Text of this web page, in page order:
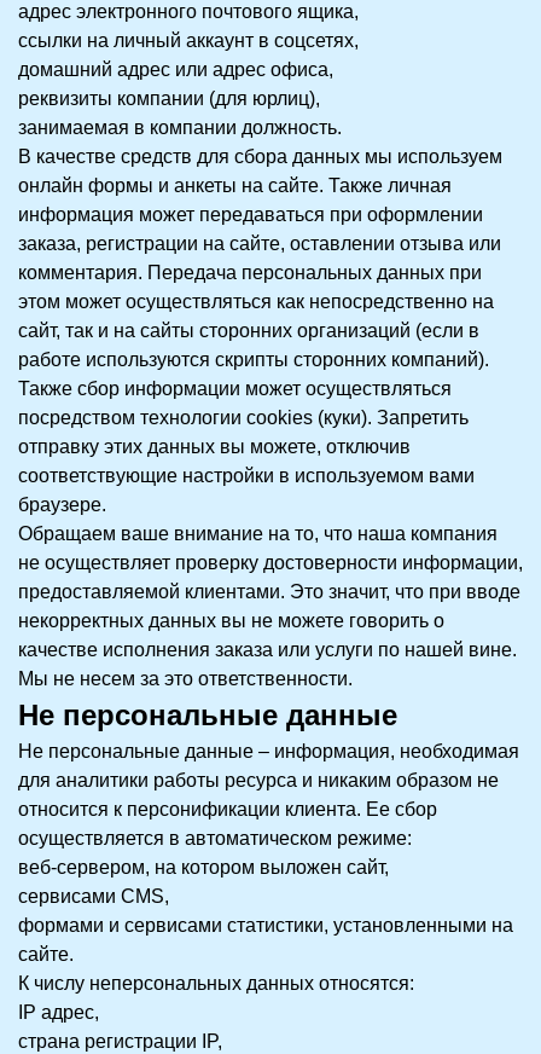
адрес электронного почтового ящика,
ссылки на личный аккаунт в соцсетях,
домашний адрес или адрес офиса,
реквизиты компании (для юрлиц),
занимаемая в компании должность.
В качестве средств для сбора данных мы используем
онлайн формы и анкеты на сайте. Также личная
информация может передаваться при оформлении
заказа, регистрации на сайте, оставлении отзыва или
комментария. Передача персональных данных при
этом может осуществляться как непосредственно на
сайт, так и на сайты сторонних организаций (если в
работе используются скрипты сторонних компаний).
Также сбор информации может осуществляться
посредством технологии cookies (куки). Запретить
отправку этих данных вы можете, отключив
соответствующие настройки в используемом вами
браузере.
Обращаем ваше внимание на то, что наша компания
не осуществляет проверку достоверности информации,
предоставляемой клиентами. Это значит, что при вводе
некорректных данных вы не можете говорить о
качестве исполнения заказа или услуги по нашей вине.
Мы не несем за это ответственности.
Не персональные данные
Не персональные данные – информация, необходимая
для аналитики работы ресурса и никаким образом не
относится к персонификации клиента. Ее сбор
осуществляется в автоматическом режиме:
веб-сервером, на котором выложен сайт,
сервисами CMS,
формами и сервисами статистики, установленными на
сайте.
К числу неперсональных данных относятся:
IP адрес,
страна регистрации IP,